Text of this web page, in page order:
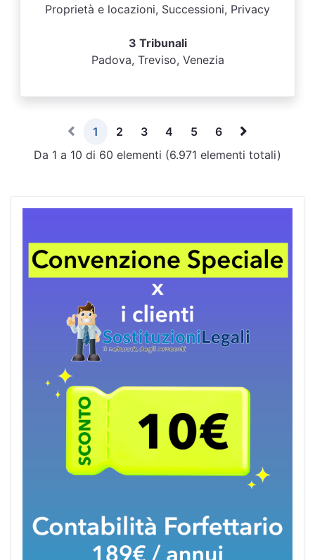
Proprietà e locazioni, Successioni, Privacy
3 Tribunali
Padova, Treviso, Venezia
1 2 3 4 5
6
Da 1 a 10 di 60 elementi (6.971 elementi totali)